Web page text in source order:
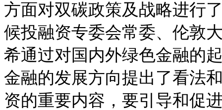
方面对双碳政策及战略进行
候投融资专委会常委、伦敦
希通过对国内外绿色金融的
金融的发展方向提出了看法
资的重要内容，要引导和促